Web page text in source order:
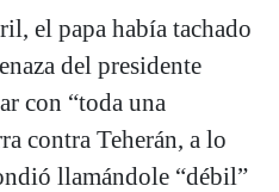
el papa había tachado
del presidente
con “toda una
contra Teherán, a lo
llamándole “débil”